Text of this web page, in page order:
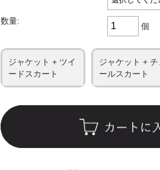
数量:
個
ジャケット + ツイ
ードスカート
ジャケット + チ
ールスカート